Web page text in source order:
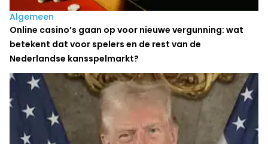
Algemeen
Online casino’s gaan op voor nieuwe vergunning: wat
betekent dat voor spelers en de rest van de
Nederlandse kansspelmarkt?